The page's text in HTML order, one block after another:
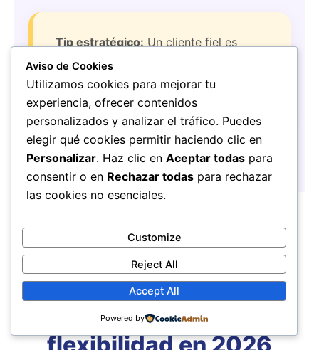
Tip estratégico: Un cliente fiel es
menos sensible a los aumentos y más
propenso a recomendar tu negocio,
incluso en tiempos inflacionarios.
Mantenerse informado
y adaptarse con
Aviso de Cookies
Utilizamos cookies para mejorar tu
experiencia, ofrecer contenidos
personalizados y analizar el tráfico. Puedes
elegir qué cookies permitir haciendo clic en
Personalizar. Haz clic en Aceptar todas para
consentir o en Rechazar todas para rechazar
las cookies no esenciales.
Customize
Reject All
Accept All
Powered by